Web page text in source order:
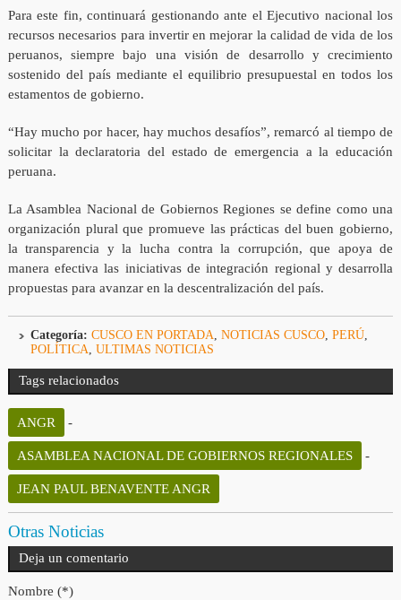
Para este fin, continuará gestionando ante el Ejecutivo nacional los
recursos necesarios para invertir en mejorar la calidad de vida de los
peruanos, siempre bajo una visión de desarrollo y crecimiento
sostenido del país mediante el equilibrio presupuestal en todos los
estamentos de gobierno.
“Hay mucho por hacer, hay muchos desafíos”, remarcó al tiempo de
solicitar la declaratoria del estado de emergencia a la educación
peruana.
La Asamblea Nacional de Gobiernos Regiones se define como una
organización plural que promueve las prácticas del buen gobierno,
la transparencia y la lucha contra la corrupción, que apoya de
manera efectiva las iniciativas de integración regional y desarrolla
propuestas para avanzar en la descentralización del país.
Categoría: CUSCO EN PORTADA, NOTICIAS CUSCO, PERÚ,
POLÍTICA, ULTIMAS NOTICIAS
Tags relacionados
ANGR -
ASAMBLEA NACIONAL DE GOBIERNOS REGIONALES -
JEAN PAUL BENAVENTE ANGR
Otras Noticias
Deja un comentario
Nombre (*)